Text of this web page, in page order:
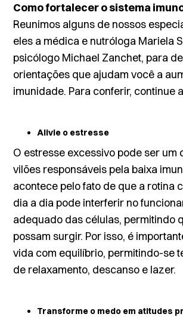
Como fortalecer o sistema
Reunimos alguns de nossos
eles a médica e nutróloga Mariela
psicólogo Michael Zanchet, para
orientações que ajudam você a
imunidade. Para conferir, continue
Alivie o estresse
O estresse excessivo pode ser um
vilões responsáveis pela baixa
acontece pelo fato de que a rotina
dia a dia pode interferir no
adequado das células, permitindo
possam surgir. Por isso, é
vida com equilíbrio, permitindo-se
de relaxamento, descanso e lazer.
Transforme o medo em atitudes